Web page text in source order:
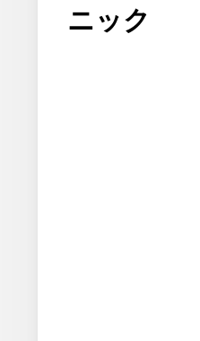
ニック